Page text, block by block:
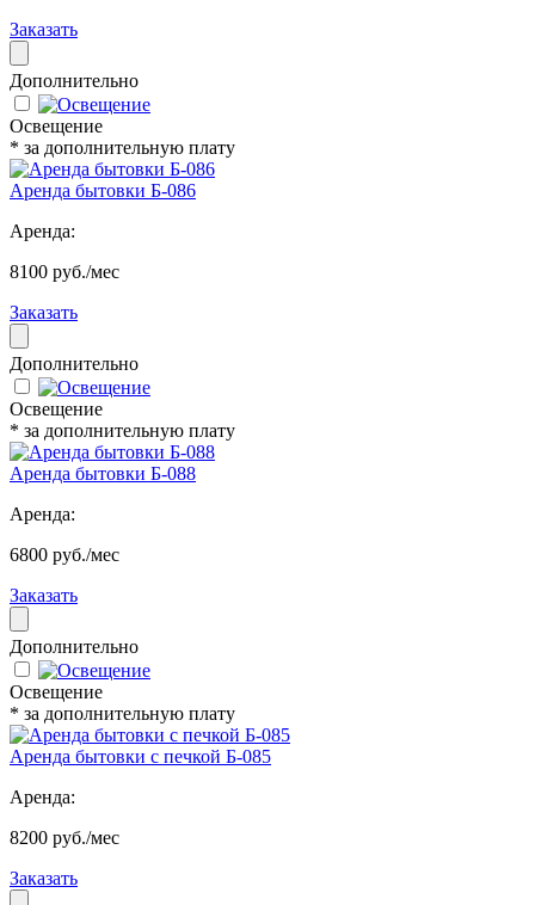
Заказать
Дополнительно
Освещение
* за дополнительную плату
Аренда бытовки Б-086
Аренда:
8100 руб./мес
Заказать
Дополнительно
Освещение
* за дополнительную плату
Аренда бытовки Б-088
Аренда:
6800 руб./мес
Заказать
Дополнительно
Освещение
* за дополнительную плату
Аренда бытовки с печкой Б-085
Аренда:
8200 руб./мес
Заказать